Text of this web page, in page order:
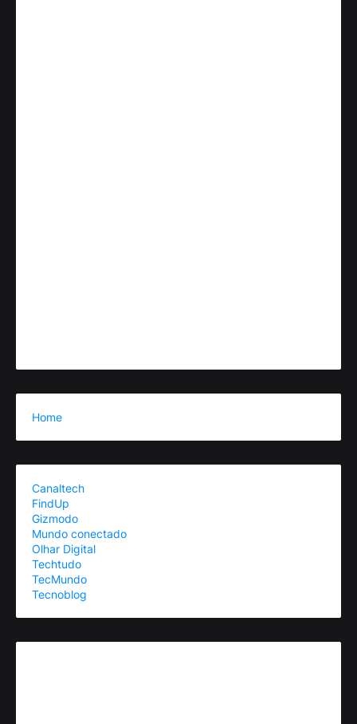
Home
Canaltech
FindUp
Gizmodo
Mundo conectado
Olhar Digital
Techtudo
TecMundo
Tecnoblog